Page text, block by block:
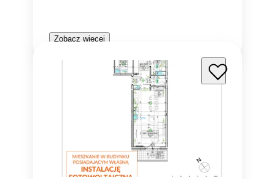
Zobacz więcej